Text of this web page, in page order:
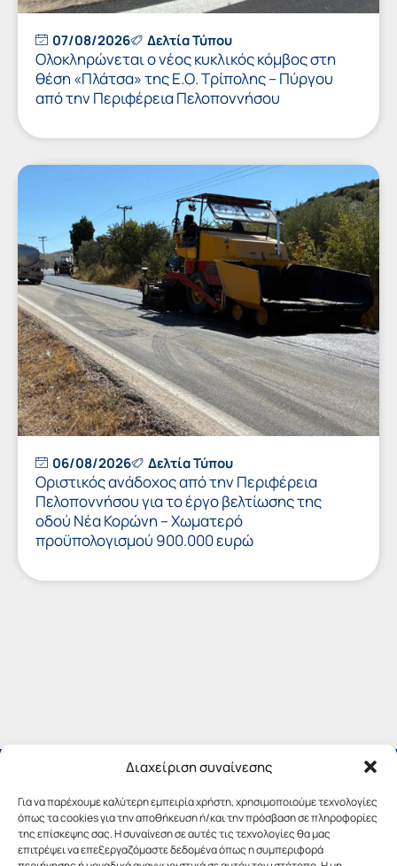
Διαχείριση συναίνεσης
Για να παρέχουμε καλύτερη εμπειρία χρήστη, χρησιμοποιούμε τεχνολογίες
όπως τα cookies για την αποθήκευση ή/και την πρόσβαση σε πληροφορίες
της επίσκεψης σας. Η συναίνεση σε αυτές τις τεχνολογίες θα μας
επιτρέψει να επεξεργαζόμαστε δεδομένα όπως η συμπεριφορά
07/08/2026 Δελτία Τύπου
Ολοκληρώνεται ο νέος κυκλικός κόμβος στη
θέση «Πλάτσα» της Ε.Ο. Τρίπολης – Πύργου
από την Περιφέρεια Πελοποννήσου
06/08/2026 Δελτία Τύπου
Οριστικός ανάδοχος από την Περιφέρεια
Πελοποννήσου για το έργο βελτίωσης της
οδού Νέα Κορώνη – Χωματερό
προϋπολογισμού 900.000 ευρώ